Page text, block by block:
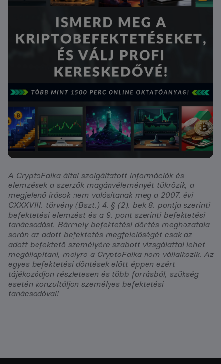
A CryptoFalka által szolgáltatott információk és
elemzések a szerzők magánvéleményét tükrözik, a
megjelenő írások nem valósítanak meg a 2007. évi
CXXXVIII. törvény (Bszt.) 4. § (2). bek 8. pontja szerinti
befektetési elemzést és a 9. pont szerinti befektetési
tanácsadást. Bármely befektetési döntés meghozatala
során az adott befektetés megfelelőségét csak az
adott befektető személyére szabott vizsgálattal lehet
megállapítani, melyre a CryptoFalka nem vállalkozik. Az
egyes befektetési döntések előtt éppen ezért
tájékozódjon részletesen és több forrásból, szükség
esetén konzultáljon személyes befektetési
tanácsadóval!